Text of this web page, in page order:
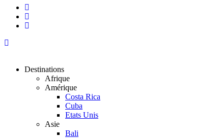
Destinations
Afrique
Amérique
Costa Rica
Cuba
Etats Unis
Asie
Bali